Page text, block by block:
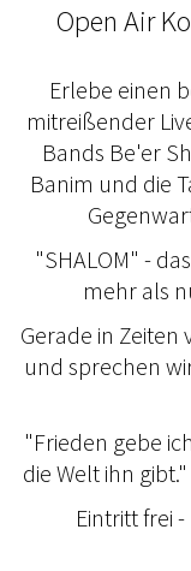
Open Air
Erlebe einen
mitreißender
Bands Be'er
Banim und die
"SHALOM" -
mehr als
Gerade in Zeiten
und sprechen
"Frieden gebe
die Welt ihn
Eintritt frei